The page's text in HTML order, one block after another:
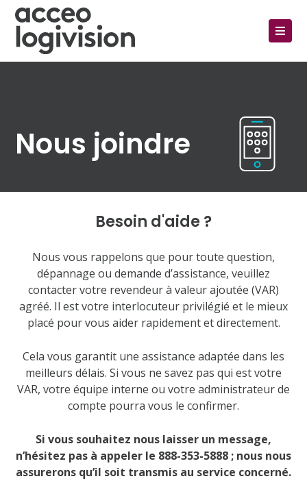
Nous joindre
Besoin d'aide ?
Nous vous rappelons que pour toute question,
dépannage ou demande d’assistance, veuillez
contacter votre revendeur à valeur ajoutée (VAR)
agréé. Il est votre interlocuteur privilégié et le mieux
placé pour vous aider rapidement et directement.
Cela vous garantit une assistance adaptée dans les
meilleurs délais. Si vous ne savez pas qui est votre
VAR, votre équipe interne ou votre administrateur de
compte pourra vous le confirmer.
Si vous souhaitez nous laisser un message,
n’hésitez pas à appeler le 888-353-5888 ; nous nous
assurerons qu’il soit transmis au service concerné.